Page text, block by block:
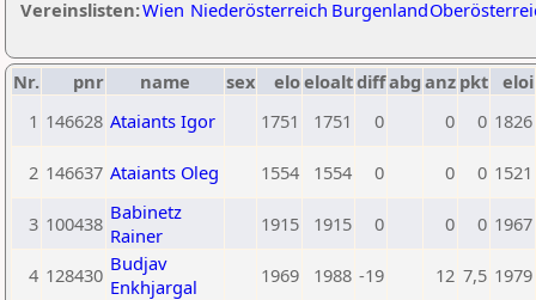
Vereinslisten:Wien Niederösterreich Burgenland
Nr. pnr name sex eloeloaltdiffabg anz pkt eloi
1 146628 Ataiants Igor 1751 1751 0 0 0 1826
2 146637 Ataiants Oleg 1554 1554 0 0 0 1521
3 100438 Babinetz
Rainer
1915 1915 0 0 0 1967
4 128430 Budjav
Enkhjargal
1969 1988 -19 12 7,5 1979